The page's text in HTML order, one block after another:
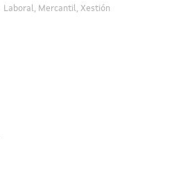
Laboral, Mercantil, Xestión